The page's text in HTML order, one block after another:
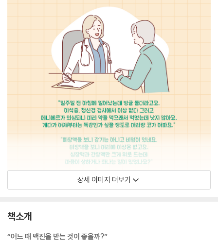
상세 이미지 더보기
책소개
“어느 때 맥진을 받는 것이 좋을까?”